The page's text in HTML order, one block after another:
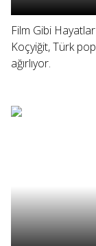
Film Gibi
Koçyiğit, Türk
ağırlıyor.